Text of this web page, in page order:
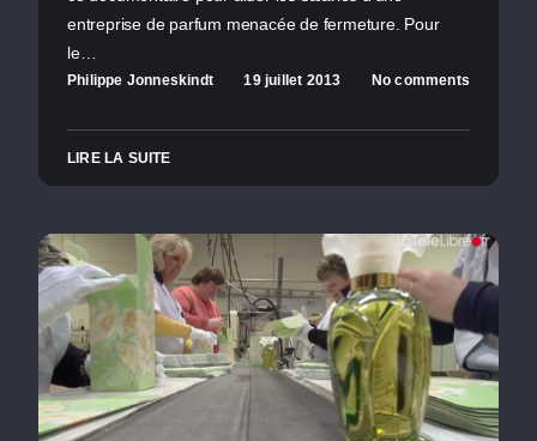
entreprise de parfum menacée de fermeture. Pour
le…
Philippe Jonneskindt 19 juillet 2013 No comments
LIRE LA SUITE